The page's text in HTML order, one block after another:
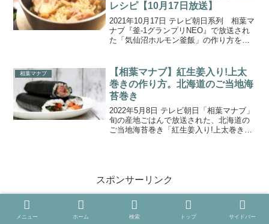
レシピ【10月17日放送】
2021年10月17日 テレビ朝日系列 相葉マ
ナブ『釜-1グランプリNEO』で放送され
た「気仙沼ホルモン釜飯」の作り方をご
シピから多数決で勝者が決められる勝ち
抜き戦...
相葉マナブ
【相葉マナブ】紅生姜入り!上太
巻きの作り方。北海道のご当地海
苔巻き
2022年5月8日 テレビ朝日「相葉マナブ」
旬の産地ごはんで放送された、北海道の
ご当地海苔巻き「紅生姜入り!上太巻き」
スポンサーリンク
メニュー ホーム 検索 トップ サイドバー